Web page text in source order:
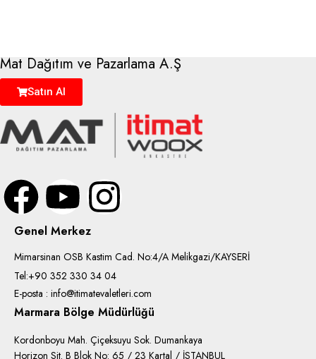
Mat Dağıtım ve Pazarlama A.Ş
Satın Al
Genel Merkez
Mimarsinan OSB Kastim Cad. No:4/A Melikgazi/KAYSERİ
Tel:+90 352 330 34 04
E-posta : info@itimatevaletleri.com
Marmara Bölge Müdürlüğü
Kordonboyu Mah. Çiçeksuyu Sok. Dumankaya
Horizon Sit. B Blok No: 65 / 23 Kartal / İSTANBUL